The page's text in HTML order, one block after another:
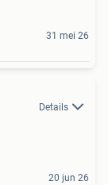
31 mei 26
Details
20 jun 26